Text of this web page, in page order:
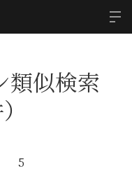
類似検索
5